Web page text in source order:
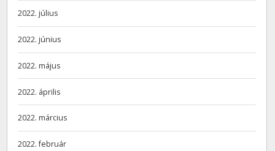
2022. július
2022. június
2022. május
2022. április
2022. március
2022. február